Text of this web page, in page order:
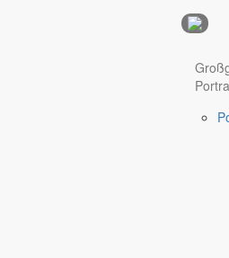
Hotel
Regional werben auf markersdorf.de!